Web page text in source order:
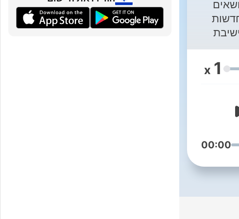
"אורות נתניה" רח' ש"י עגנון 10
אלו
https://www.youtube.com/
1
00:00